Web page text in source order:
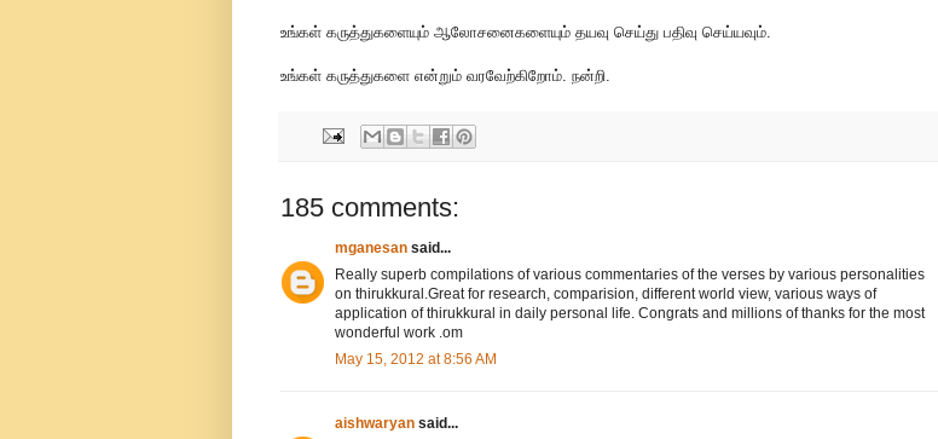
உங்கள் கருத்துகளையும் ஆலோசனைகளையும் தயவு செய்து பதிவு செய்யவும்.
உங்கள் கருத்துகளை என்றும் வரவேற்கிறோம். நன்றி.
185 comments:
mganesan said...
Really superb compilations of various commentaries of the verses by various personalities
on thirukkural.Great for research, comparision, different world view, various ways of
application of thirukkural in daily personal life. Congrats and millions of thanks for the most
wonderful work .om
May 15, 2012 at 8:56 AM
aishwaryan said...